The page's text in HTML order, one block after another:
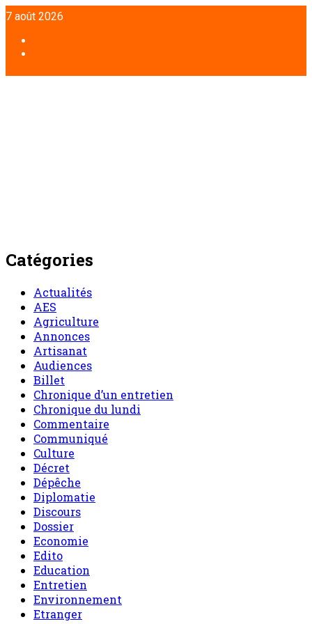
Aller
au
contenu
7 août 2026
Catégories
Actualités
AES
Agriculture
Annonces
Artisanat
Audiences
Billet
Chronique d’un entretien
Chronique du lundi
Commentaire
Communiqué
Culture
Décret
Dépêche
Diplomatie
Discours
Dossier
Economie
Edito
Education
Entretien
Environnement
Etranger